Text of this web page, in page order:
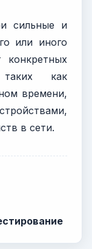
сильные и
или иного
конкретных
таких как
времени,
в сети.